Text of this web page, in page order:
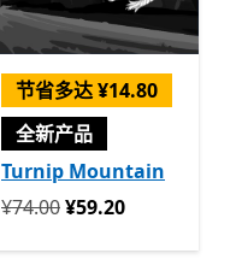
节省多达 ¥14.80
全新产品
Turnip Mountain
回到初始状态 ¥74.00 开始
¥74.00¥59.20